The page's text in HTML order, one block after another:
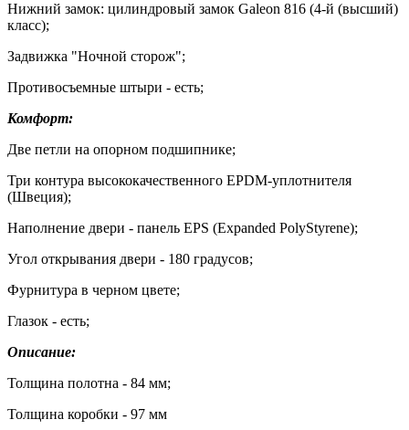
Нижний замок: цилиндровый замок Galeon 816 (4-й (высший)
класс);
Задвижка "Ночной сторож";
Противосъемные штыри - есть;
Комфорт:
Две петли на опорном подшипнике;
Три контура высококачественного EPDM-уплотнителя
(Швеция);
Наполнение двери - панель EPS (Expanded PolyStyrene);
Угол открывания двери - 180 градусов;
Фурнитура в черном цвете;
Глазок - есть;
Описание:
Толщина полотна - 84 мм;
Толщина коробки - 97 мм